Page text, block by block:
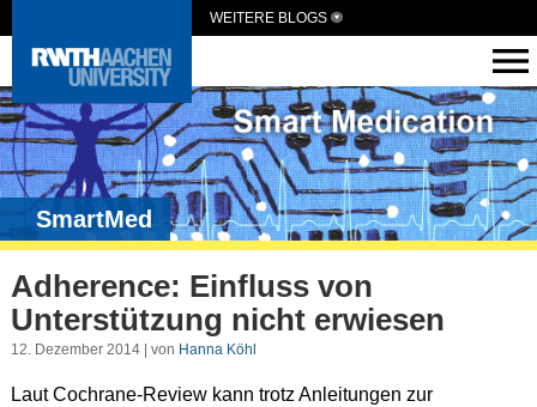
WEITERE BLOGS
SmartMed
Adherence: Einfluss von
Unterstützung nicht erwiesen
12. Dezember 2014 | von Hanna Köhl
Laut Cochrane-Review kann trotz Anleitungen zur